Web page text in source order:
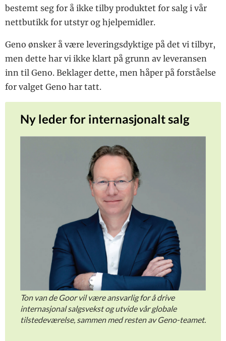
bestemt seg for å ikke tilby produktet for salg i vår
nettbutikk for utstyr og hjelpemidler.
Geno ønsker å være leveringsdyktige på det vi tilbyr,
men dette har vi ikke klart på grunn av leveransen
inn til Geno. Beklager dette, men håper på forståelse
for valget Geno har tatt.
Ny leder for internasjonalt salg
Ton van de Goor vil være ansvarlig for å drive
internasjonal salgsvekst og utvide vår globale
tilstedeværelse, sammen med resten av Geno-teamet.